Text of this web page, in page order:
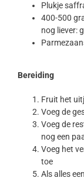
Plukje
400-500
nog liever:
Bereiding
Fruit het
Voeg de
Voeg de
nog een
Voeg het
toe
Als alles